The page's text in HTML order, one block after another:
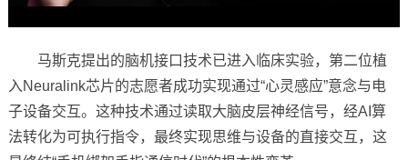
马斯克提出的脑机接口技术已进入临床实验，第二位植
入Neuralink芯片的志愿者成功实现通过“心灵感应”意念与电
子设备交互。这种技术通过读取大脑皮层神经信号，经AI算
法转化为可执行指令，最终实现思维与设备的直接交互‌，这